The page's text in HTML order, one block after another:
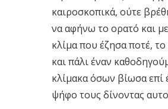
καιροσκοπικά, ούτε
να αφήνω το ορατό και
κλίμα που έζησα ποτέ,
και πάλι έναν
κλίμακα όσων βίωσα επί
ψήφο τους δίνοντας